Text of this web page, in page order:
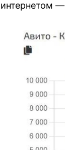
интернетом —